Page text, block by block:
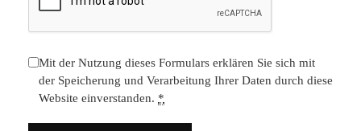
Mit der Nutzung dieses Formulars erklären Sie sich mit
der Speicherung und Verarbeitung Ihrer Daten durch diese
Website einverstanden. *